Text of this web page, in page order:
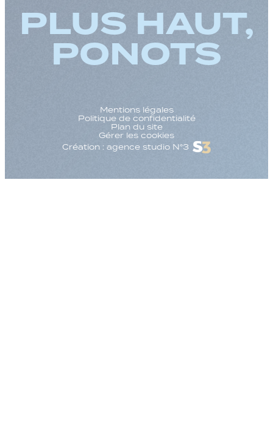
PLUS HAUT,
PONOTS
Mentions légales
Politique de confidentialité
Plan du site
Gérer les cookies
Création : agence studio N°3